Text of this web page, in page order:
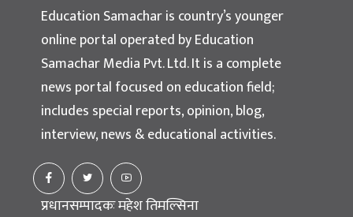
Education Samachar is country’s younger
online portal operated by Education
Samachar Media Pvt. Ltd. It is a complete
news portal focused on education field;
includes special reports, opinion, blog,
interview, news & educational activities.
प्रधानसम्पादकः महेश तिमल्सिना